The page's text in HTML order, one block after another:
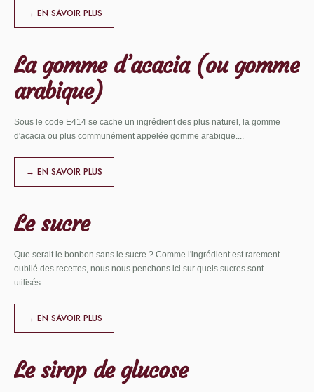
→ EN SAVOIR PLUS
La gomme d’acacia (ou gomme
arabique)
Sous le code E414 se cache un ingrédient des plus naturel, la gomme
d'acacia ou plus communément appelée gomme arabique....
→ EN SAVOIR PLUS
Le sucre
Que serait le bonbon sans le sucre ? Comme l'ingrédient est rarement
oublié des recettes, nous nous penchons ici sur quels sucres sont
utilisés....
→ EN SAVOIR PLUS
Le sirop de glucose